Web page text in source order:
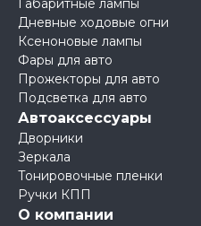
Габаритные лампы
Дневные ходовые огни
Ксеноновые лампы
Фары для авто
Прожекторы для авто
Подсветка для авто
Автоаксессуары
Дворники
Зеркала
Тонировочные пленки
Ручки КПП
О компании